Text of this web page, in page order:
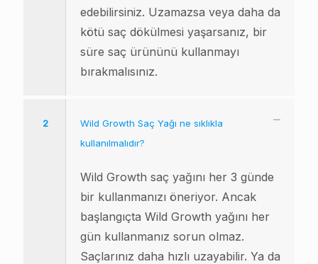
edebilirsiniz. Uzamazsa veya daha da
kötü saç dökülmesi yaşarsanız, bir
süre saç ürününü kullanmayı
bırakmalısınız.
2
Wild Growth Saç Yağı ne sıklıkla
kullanılmalıdır?
Wild Growth saç yağını her 3 günde
bir kullanmanızı öneriyor. Ancak
başlangıçta Wild Growth yağını her
gün kullanmanız sorun olmaz.
Saçlarınız daha hızlı uzayabilir. Ya da